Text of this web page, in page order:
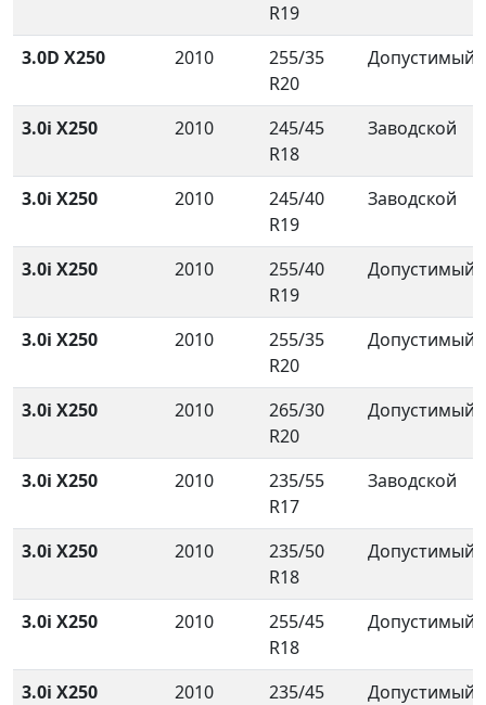
R19
3.0D X250 2010
255/35
R20
Допустимый
3.0i X250 2010
245/45
R18
Заводской
3.0i X250 2010
245/40
R19
Заводской
3.0i X250 2010
255/40
R19
Допустимый
3.0i X250 2010
255/35
R20
Допустимый
3.0i X250 2010
265/30
R20
Допустимый
3.0i X250 2010
235/55
R17
Заводской
3.0i X250 2010
235/50
R18
Допустимый
3.0i X250 2010
255/45
R18
Допустимый
3.0i X250 2010
235/45
Допустимый